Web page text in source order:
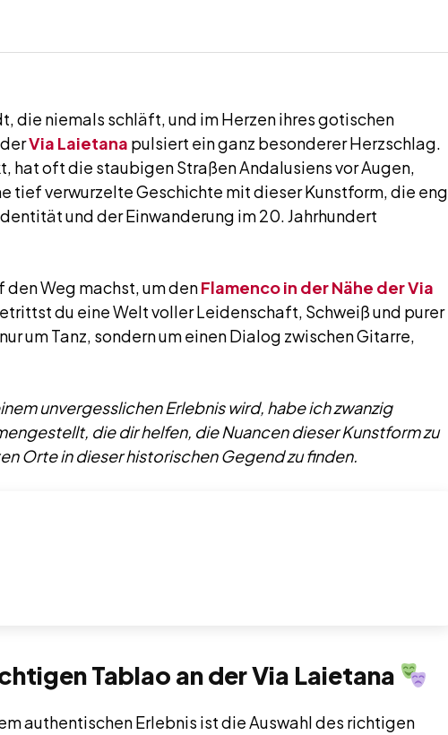
die niemals schläft, und im Herzen ihres gotischen
Via Laietana pulsiert ein ganz besonderer Herzschlag.
hat oft die staubigen Straßen Andalusiens vor Augen,
tief verwurzelte Geschichte mit dieser Kunstform, die eng
und der Einwanderung im 20. Jahrhundert
den Weg machst, um denFlamenco in der Nähe der Via
du eine Welt voller Leidenschaft, Schweiß und purer
um Tanz, sondern um einen Dialog zwischen Gitarre,
unvergesslichen Erlebnis wird, habe ich zwanzig
die dir helfen, die Nuancen dieser Kunstform zu
Orte in dieser historischen Gegend zu finden.
Tablao an der Via Laietana
authentischen Erlebnis ist die Auswahl des richtigen